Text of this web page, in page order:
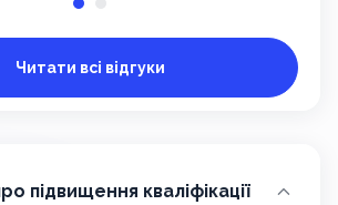
Читати всі відгуки
підвищення кваліфікації